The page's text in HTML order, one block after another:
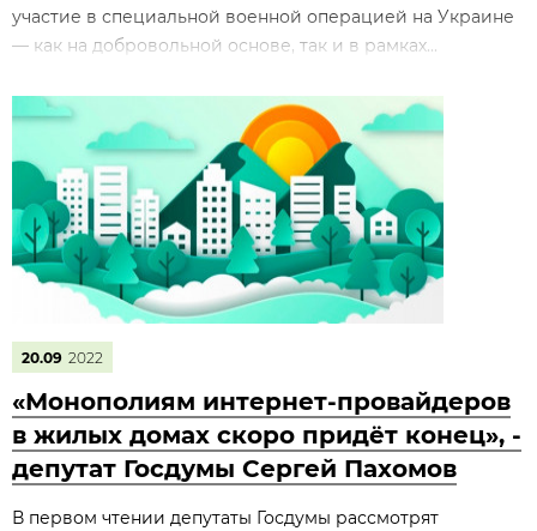
участие в специальной военной операцией на Украине
— как на добровольной основе, так и в рамках...
20.09 2022
«Монополиям интернет-провайдеров
в жилых домах скоро придёт конец», -
депутат Госдумы Сергей Пахомов
В первом чтении депутаты Госдумы рассмотрят